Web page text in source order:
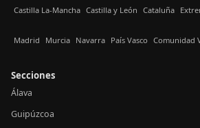
Castilla La-Mancha Castilla y León Cataluña
Madrid Murcia Navarra País Vasco Comunidad
Secciones
Álava
Guipúzcoa